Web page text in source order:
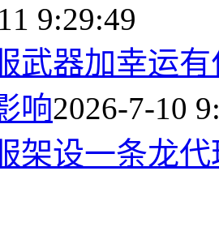
9:29:49
武器加幸运
响2026-7-10
架设一条龙